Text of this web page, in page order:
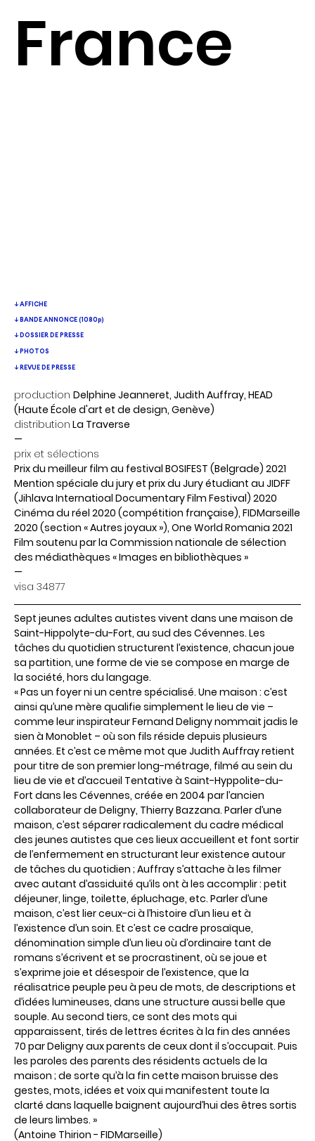
↓ AFFICHE
↓ BANDE ANNONCE (1080p)
↓ DOSSIER DE PRESSE
↓ PHOTOS
↓ REVUE DE PRESSE
productionDelphine Jeanneret, Judith Auffray, HEAD
(Haute École d'art et de design, Genève)
distribution La Traverse
—
prix et sélections
Prix du meilleur film au festival BOSIFEST (Belgrade) 2021
Mention spéciale du jury et prix du Jury étudiant au JIDFF
(Jihlava Internatioal Documentary Film Festival) 2020
Cinéma du réel 2020 (compétition française), FIDMarseille
2020 (section « Autres joyaux »), One World Romania 2021
Film soutenu par la Commission nationale de sélection
des médiathèques « Images en bibliothèques »
—
visa34877
Sept jeunes adultes autistes vivent dans une maison de
Saint-Hippolyte-du-Fort, au sud des Cévennes. Les
tâches du quotidien structurent l’existence, chacun joue
sa partition, une forme de vie se compose en marge de
la société, hors du langage.
« Pas un foyer ni un centre spécialisé. Une maison : c’est
ainsi qu’une mère qualifie simplement le lieu de vie –
comme leur inspirateur Fernand Deligny nommait jadis le
sien à Monoblet – où son fils réside depuis plusieurs
années. Et c’est ce même mot que Judith Auffray retient
pour titre de son premier long-métrage, filmé au sein du
lieu de vie et d’accueil Tentative à Saint-Hyppolite-du-
Fort dans les Cévennes, créée en 2004 par l’ancien
collaborateur de Deligny, Thierry Bazzana. Parler d’une
maison, c’est séparer radicalement du cadre médical
des jeunes autistes que ces lieux accueillent et font sortir
de l’enfermement en structurant leur existence autour
de tâches du quotidien ; Auffray s’attache à les filmer
avec autant d’assiduité qu’ils ont à les accomplir : petit
déjeuner, linge, toilette, épluchage, etc. Parler d’une
maison, c’est lier ceux-ci à l’histoire d’un lieu et à
l’existence d’un soin. Et c’est ce cadre prosaïque,
dénomination simple d’un lieu où d’ordinaire tant de
romans s’écrivent et se procrastinent, où se joue et
s’exprime joie et désespoir de l’existence, que la
réalisatrice peuple peu à peu de mots, de descriptions et
d’idées lumineuses, dans une structure aussi belle que
souple. Au second tiers, ce sont des mots qui
apparaissent, tirés de lettres écrites à la fin des années
70 par Deligny aux parents de ceux dont il s’occupait. Puis
les paroles des parents des résidents actuels de la
maison ; de sorte qu’à la fin cette maison bruisse des
gestes, mots, idées et voix qui manifestent toute la
clarté dans laquelle baignent aujourd’hui des êtres sortis
de leurs limbes. »
(Antoine Thirion - FIDMarseille)
France